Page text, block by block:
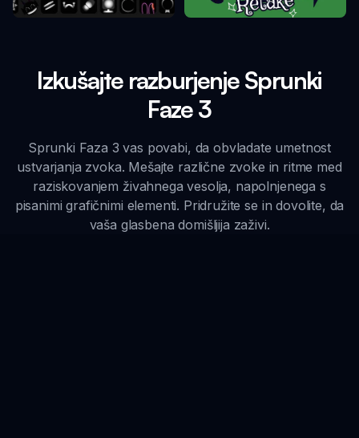
Izkušajte razburjenje Sprunki
Faze 3
Sprunki Faza 3 vas povabi, da obvladate umetnost
ustvarjanja zvoka. Mešajte različne zvoke in ritme med
raziskovanjem živahnega vesolja, napolnjenega s
pisanimi grafičnimi elementi. Pridružite se in dovolite, da
vaša glasbena domišljija zaživi.